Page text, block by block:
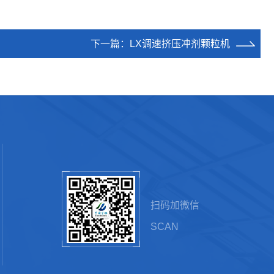
下一篇： LX调速挤压冲剂颗粒机
扫码加微信
SCAN